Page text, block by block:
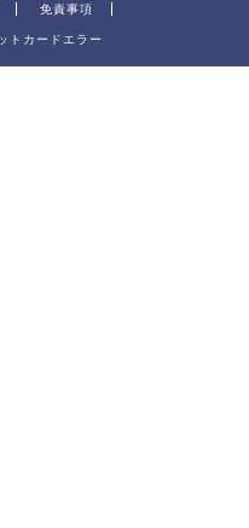
免責事項
カードエラー